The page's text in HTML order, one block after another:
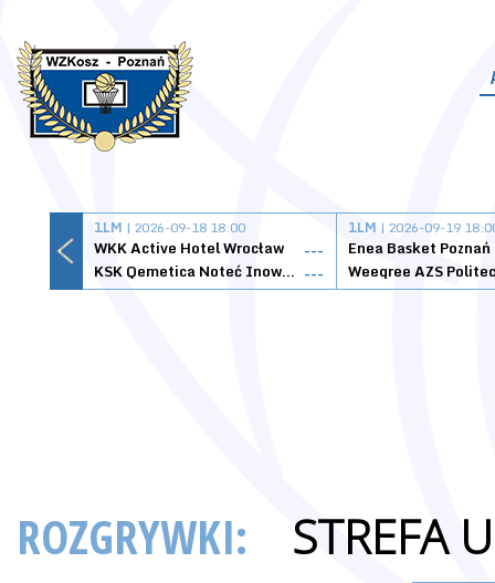
1LM | 2026-09-18 18:00
WKK Active Hotel Wrocław
---
KSK Qemetica Noteć Inowrocław ---
1LM | 2026-09-19
Enea Basket Poznań
ROZGRYWKI: STREFA